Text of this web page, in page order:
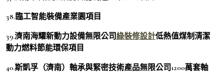
38.臨工智能裝備產業園項目
39.濟南海耀新動力設備無限公司綠裝修設計低熱值煤制清潔
動力燃料節能環保項目
40.斯凱孚（濟南）軸承與緊密技術產品無限公司1200萬套軸